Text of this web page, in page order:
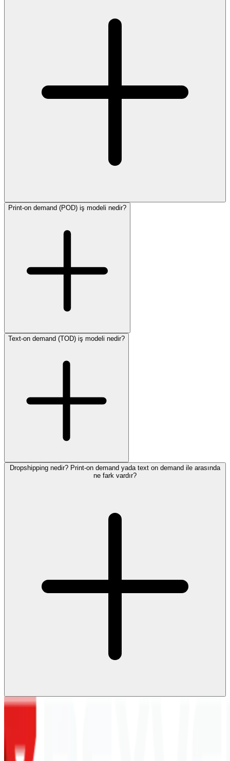
Print-on demand (POD) iş modeli nedir?
Text-on demand (TOD) iş modeli nedir?
Dropshipping nedir? Print-on demand yada text on demand ile arasında
ne fark vardır?